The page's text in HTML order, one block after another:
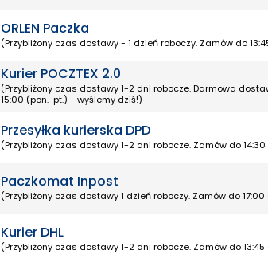
ORLEN Paczka
(Przybliżony czas dostawy - 1 dzień roboczy. Zamów do
Kurier POCZTEX 2.0
(Przybliżony czas dostawy 1-2 dni robocze. Darmowa
15:00 (pon.-pt.) - wyślemy dziś!)
Przesyłka kurierska DPD
(Przybliżony czas dostawy 1-2 dni robocze. Zamów do
Paczkomat Inpost
(Przybliżony czas dostawy 1 dzień roboczy. Zamów do
Kurier DHL
(Przybliżony czas dostawy 1-2 dni robocze. Zamów do